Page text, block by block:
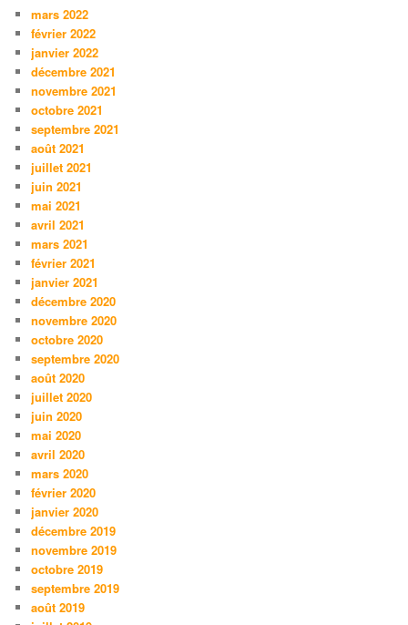
mars 2022
février 2022
janvier 2022
décembre 2021
novembre 2021
octobre 2021
septembre 2021
août 2021
juillet 2021
juin 2021
mai 2021
avril 2021
mars 2021
février 2021
janvier 2021
décembre 2020
novembre 2020
octobre 2020
septembre 2020
août 2020
juillet 2020
juin 2020
mai 2020
avril 2020
mars 2020
février 2020
janvier 2020
décembre 2019
novembre 2019
octobre 2019
septembre 2019
août 2019